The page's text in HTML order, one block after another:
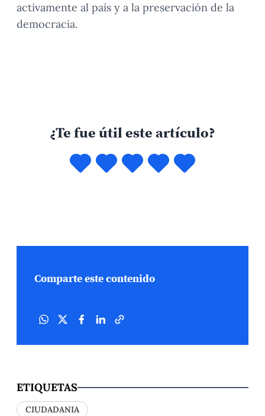
activamente al país y a la preservación de la
democracia.
¿Te fue útil este artículo?
Comparte este contenido
ETIQUETAS
CIUDADANIA